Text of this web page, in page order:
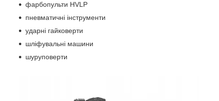
фарбопульти HVLP
пневматичні інструменти
ударні гайковерти
шліфувальні машини
шуруповерти